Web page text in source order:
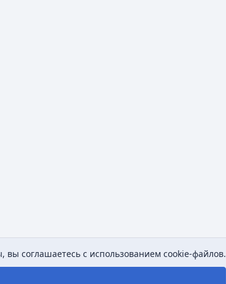
соглашаетесь с использованием cookie-файлов.